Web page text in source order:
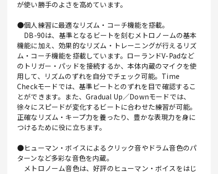
が使い勝手のよさを高めています。
●個人練習に最適なリズム・コーチ機能を搭載。
DB-90は、基準となるビートを刻むメトロノームの基本
機能に加え、効果的なリズム・トレーニングが行えるリズ
ム・コーチ機能を搭載しています。ローランドV-Padなど
のトリガー・パッドを接続するか、本体内蔵のマイクを使
用して、リズムのずれを自分でチェック可能。Time
Checkモードでは、基準ビートとのずれを目で確認するこ
とができます。また、Gradual Up／Downモードでは、
徐々にスピードが変化するビートに合わせた練習が可能。
正確なリズム・キープ力を養ったり、豊かな表現力を身に
つけるために役に立ちます。
●ヒューマン・ボイスによるクリック音やドラム音色のパ
ターンなど多彩な音色を内蔵。
メトロノーム音色は、好評のヒューマン・ボイスをはじ